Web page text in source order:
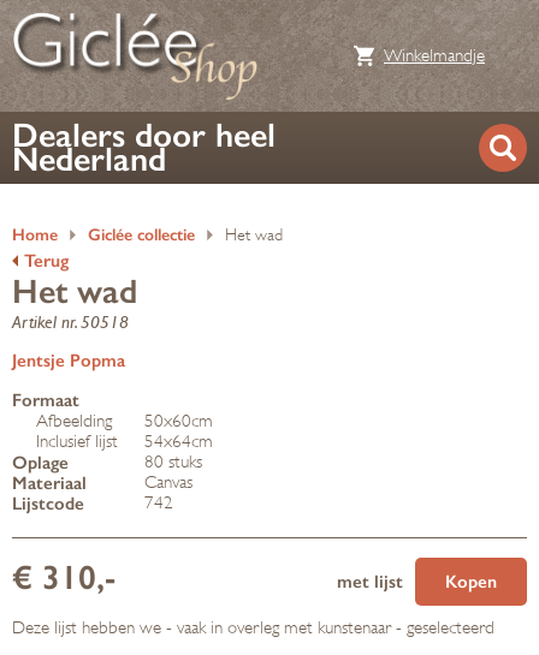
Winkelmandje
Dealers door heel
Nederland
Home Giclée collectie Het wad
Terug
Het wad
Artikel nr. 50518
Jentsje Popma
Formaat
Afbeelding
50x60cm
Inclusief lijst
54x64cm
Oplage 80 stuks
Materiaal Canvas
Lijstcode 742
€ 310,- Kopen
met lijst
Deze lijst hebben we - vaak in overleg met kunstenaar - geselecteerd